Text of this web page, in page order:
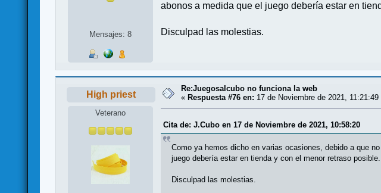
Mensajes: 8
abonos a medida que el juego debería estar en
Disculpad las molestias.
High priest
Veterano
Re:Juegosalcubo no funciona la web
«Respuesta #76 en: 17 de Noviembre de 2021, 11:21:49
Cita de: J.Cubo en 17 de Noviembre de 2021, 10:58:20
Como ya hemos dicho en varias ocasiones, debido a que
juego debería estar en tienda y con el menor retraso posible.
Disculpad las molestias.